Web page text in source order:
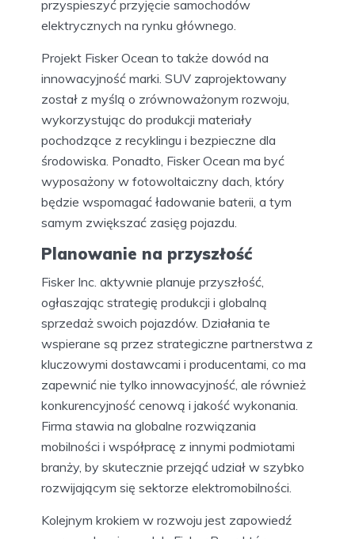
przyspieszyć przyjęcie samochodów
elektrycznych na rynku głównego.
Projekt Fisker Ocean to także dowód na
innowacyjność marki. SUV zaprojektowany
został z myślą o zrównoważonym rozwoju,
wykorzystując do produkcji materiały
pochodzące z recyklingu i bezpieczne dla
środowiska. Ponadto, Fisker Ocean ma być
wyposażony w fotowoltaiczny dach, który
będzie wspomagać ładowanie baterii, a tym
samym zwiększać zasięg pojazdu.
Planowanie na przyszłość
Fisker Inc. aktywnie planuje przyszłość,
ogłaszając strategię produkcji i globalną
sprzedaż swoich pojazdów. Działania te
wspierane są przez strategiczne partnerstwa z
kluczowymi dostawcami i producentami, co ma
zapewnić nie tylko innowacyjność, ale również
konkurencyjność cenową i jakość wykonania.
Firma stawia na globalne rozwiązania
mobilności i współpracę z innymi podmiotami
branży, by skutecznie przejąć udział w szybko
rozwijającym się sektorze elektromobilności.
Kolejnym krokiem w rozwoju jest zapowiedź